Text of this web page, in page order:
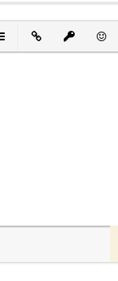
списоксписок
Вставить ссылку
Вставить